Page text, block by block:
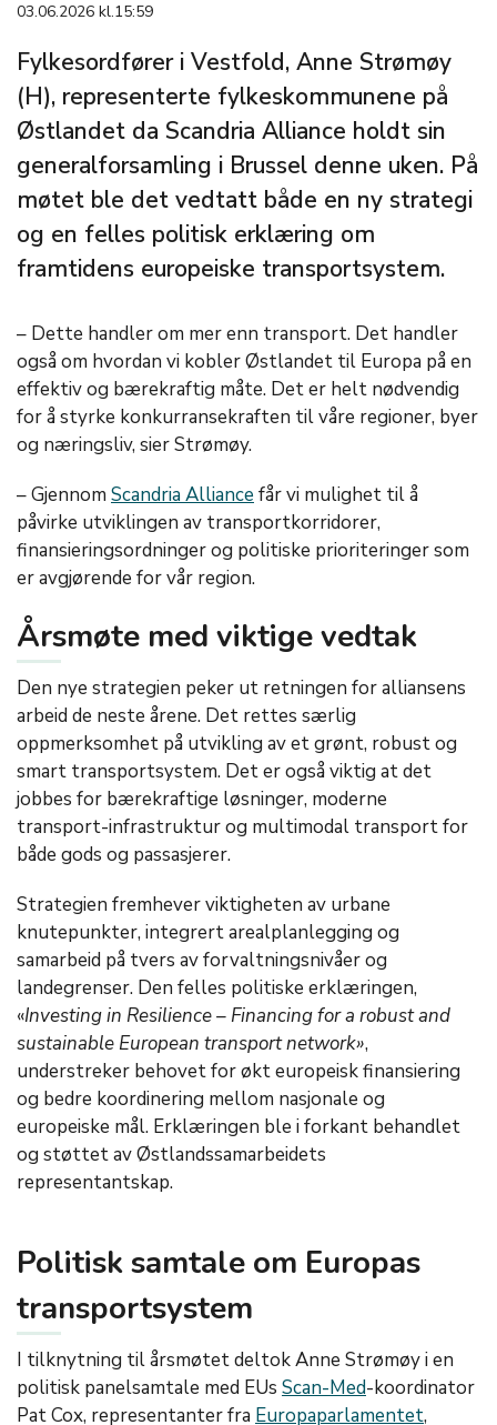
03.06.2026 kl.15:59
Fylkesordfører i Vestfold, Anne Strømøy
(H), representerte fylkeskommunene på
Østlandet da Scandria Alliance holdt sin
generalforsamling i Brussel denne uken. På
møtet ble det vedtatt både en ny strategi
og en felles politisk erklæring om
framtidens europeiske transportsystem.
– Dette handler om mer enn transport. Det handler
ogsåom hvordan vi kobler Østlandet til Europa på en
effektiv og bærekraftig måte. Det er helt nødvendig
for å styrke konkurransekraften til våre regioner, byer
og næringsliv, sier Strømøy.
–Gjennom ScandriaAlliance får vi mulighet til å
påvirke utviklingen av transportkorridorer,
finansieringsordninger og politiske prioriteringer som
er avgjørende for vår region.
Årsmøte med viktige vedtak
Den nye strategien peker ut retningen for alliansens
arbeid de neste årene. Det rettes særlig
oppmerksomhet på utvikling av et grønt, robust og
smart transportsystem. Det er også viktig at det
jobbes for bærekraftige løsninger, moderne
transport-infrastruktur og multimodal transport for
både gods og passasjerer.
Strategien fremhever viktigheten av urbane
knutepunkter, integrert arealplanlegging og
samarbeid på tvers av forvaltningsnivåer og
landegrenser. Den felles politiske erklæringen,
«Investingin Resilience– Financingfora robustand
sustainable European transportnetwork»,
understreker behovet for økt europeisk finansiering
og bedre koordinering mellom nasjonale og
europeiske mål. Erklæringen ble i forkant behandlet
og støttet av Østlandssamarbeidets
representantskap.
Politisk samtale om Europas
transportsystem
I tilknytning til årsmøtet deltok Anne Strømøy i en
politisk panelsamtale med EUs Scan-Med-koordinator
Pat Cox, representanter fra Europaparlamentet,